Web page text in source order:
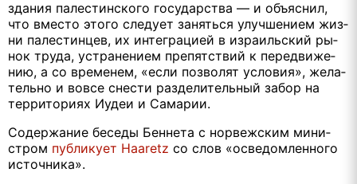
зда­ния па­ле­стин­ско­го го­су­дар­ства — и объ­яс­нил,
что вме­сто это­го сле­ду­ет за­нять­ся улуч­ше­ни­ем жиз­
ни па­ле­стин­цев, их ин­те­гра­ци­ей в из­ра­иль­ский ры­
нок тру­да, устра­не­ни­ем пре­пят­ствий к пе­ре­дви­же­
нию, а со вре­ме­нем, «ес­ли поз­во­лят усло­вия», же­ла­
тель­но и во­все сне­сти раз­де­ли­тель­ный за­бор на
тер­ри­то­ри­ях Иудеи и Са­ма­рии.
Со­дер­жа­ние бе­се­ды Бен­не­та с нор­веж­ским ми­ни­
стром пуб­ли­ку­ет Haaretz со слов «осве­дом­лен­но­го
ис­точ­ни­ка».